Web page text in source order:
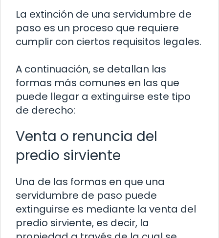
La extinción de una servidumbre de
paso es un proceso que requiere
cumplir con ciertos requisitos legales.
A continuación, se detallan las
formas más comunes en las que
puede llegar a extinguirse este tipo
de derecho:
Venta o renuncia del
predio sirviente
Una de las formas en que una
servidumbre de paso puede
extinguirse es mediante la venta del
predio sirviente, es decir, la